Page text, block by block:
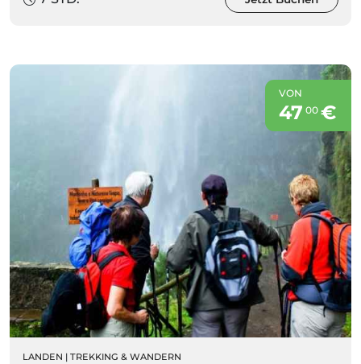
VON
47 00€
LANDEN | TREKKING & WANDERN